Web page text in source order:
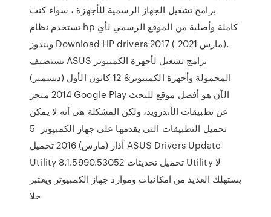
برامج تشغيل الجهاز الرسمية للأجهزة ، سواء كنت
تستخدم نظام hp كاملة وأصلية من الموقع الرسمي لأي
ويندوز Download HP drivers 2017 ( مارس 2021).
تستضيف ASUS برامج تشغيل لأجهزة الكمبيوتر
المحمولة وأجهزة الكمبيوتر& 12 كانون الأول (ديسمبر)
2014 متجر Google Play الآن هو أفضل موقع للبحث
عن تطبيقات الأندرويد، ولكن المشكلة هى أنه لا يمكن
تحميل التطبيقات التى يقدمها على جهاز الكمبيوتر 5
آذار (مارس) 2016 تحميل ASUS Drivers Update
Utility 8.1.5990.53052 تحميل تحديثات Utility لا
يستهلك العديد من امكانيات وموارد جهاز الكمبيوتر ويعتبر